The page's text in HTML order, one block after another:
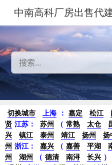
中南高科厂房出售代
切换城市 上海 ： 嘉定 松江
贤 江苏： 苏州 （ 常熟 太仓
兴
镇江 泰州 靖江 扬州 扬
州 浙江： 嘉兴 （ 嘉善 平湖
州
湖州 （ 德清 南浔 长兴 ）